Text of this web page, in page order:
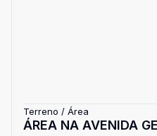
Terreno / Área
ÁREA NA AVENIDA